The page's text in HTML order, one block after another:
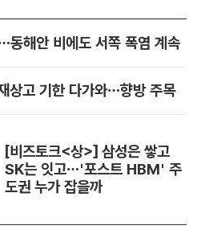
해안 비에도 서쪽 폭염 계속
상고 기한 다가와…향방 주목
[비즈토크<상>] 삼성은 쌓고
SK는 잇고…'포스트 HBM' 주
도권 누가 잡을까